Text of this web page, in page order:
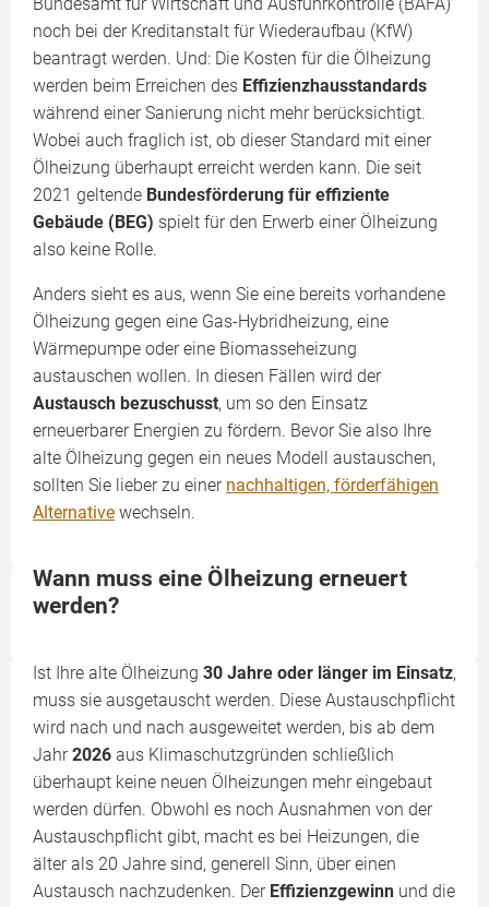
noch bei der Kreditanstalt für Wiederaufbau (KfW)
beantragt werden. Und: Die Kosten für die Ölheizung
werden beim Erreichen des Effizienzhausstandards
während einer Sanierung nicht mehr berücksichtigt.
Wobei auch fraglich ist, ob dieser Standard mit einer
Ölheizung überhaupt erreicht werden kann. Die seit
2021 geltende Bundesförderung für effiziente
Gebäude (BEG) spielt für den Erwerb einer Ölheizung
also keine Rolle.
Anders sieht es aus, wenn Sie eine bereits vorhandene
Ölheizung gegen eine Gas-Hybridheizung, eine
Wärmepumpe oder eine Biomasseheizung
austauschen wollen. In diesen Fällen wird der
Austausch bezuschusst, um so den Einsatz
erneuerbarer Energien zu fördern. Bevor Sie also Ihre
alte Ölheizung gegen ein neues Modell austauschen,
sollten Sie lieber zu einer nachhaltigen, förderfähigen
Alternative wechseln.
Wann muss eine Ölheizung erneuert
werden?
Ist Ihre alte Ölheizung 30 Jahre oder länger im Einsatz,
muss sie ausgetauscht werden. Diese Austauschpflicht
wird nach und nach ausgeweitet werden, bis ab dem
Jahr2026 aus Klimaschutzgründen schließlich
überhaupt keine neuen Ölheizungen mehr eingebaut
werden dürfen. Obwohl es noch Ausnahmen von der
Austauschpflicht gibt, macht es bei Heizungen, die
älter als 20 Jahre sind, generell Sinn, über einen
Austausch nachzudenken. Der Effizienzgewinn und die